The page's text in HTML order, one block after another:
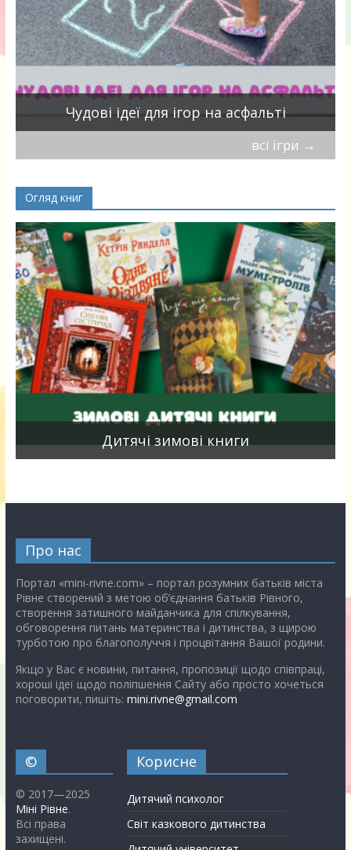
Чудові ідеї для ігор на асфальті
всі ігри →
Огляд книг
Дитячі зимові книги
Про нас
Портал «mini-rivne.com» – портал розумних батьків міста
Рівне створений з метою об’єднання батьків Рівного,
створення затишного майданчика для спілкування,
обговорення питань материнства і дитинства, з щирою
турботою про благополуччя і процвітання Вашої родини.
Якщо у Вас є новини, питання, пропозиції щодо співпраці,
хороші ідеї щодо поліпшення Сайту або просто хочеться
поговорити, пишіть: mini.rivne@gmail.com
©
© 2017—2025
Міні Рівне.
Всі права
захищені.
Корисне
Дитячий психолог
Світ казкового дитинства